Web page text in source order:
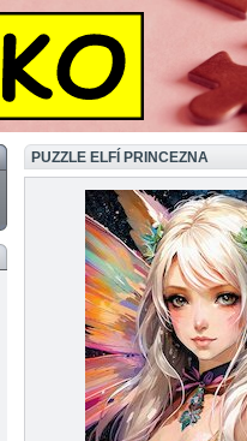
PUZZLE ELFÍ PRINCEZNA